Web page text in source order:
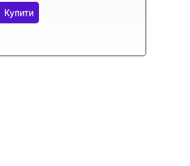
Купити